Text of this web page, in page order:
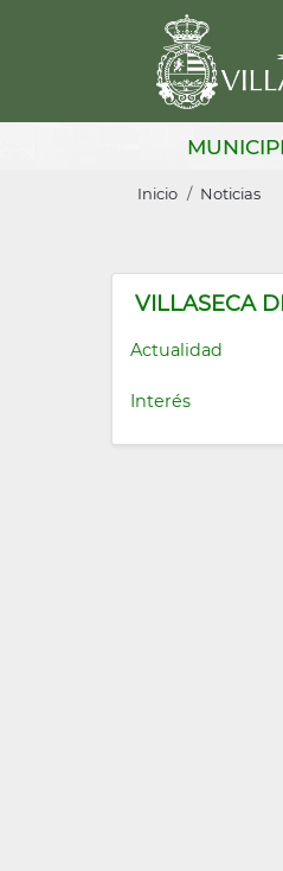
de
ayuda
a
la
Inicio Noticias
VILLASECA
Actualidad
Interés